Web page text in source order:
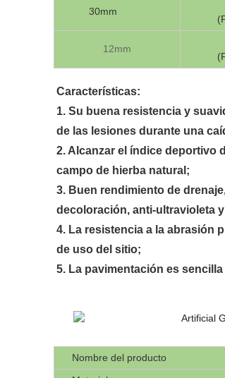
30mm
12mm
Características:
1. Su buena resistencia y
de las lesiones durante una
2. Alcanzar el índice deportivo
campo de hierba natural;
3. Buen rendimiento de
decoloración, anti-ultravioleta
4. La resistencia a la abrasión
de uso del sitio;
5. La pavimentación es
Nombre del producto